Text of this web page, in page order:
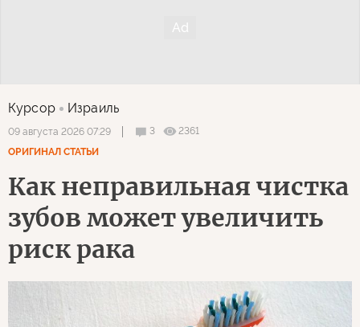
Курсор Израиль
09 августа 2026 07:29 3
2361
ОРИГИНАЛ СТАТЬИ
Как неправильная чистка
зубов может увеличить
риск рака